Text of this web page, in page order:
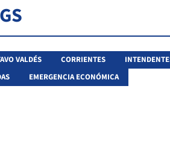
VALDÉS CORRIENTES
EMERGENCIA ECONÓMICA